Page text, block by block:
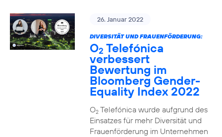
26. Januar 2022
DIVERSITÄT UND FRAUENFÖRDERUNG:
O2 Telefónica
verbessert
Bewertung im
Bloomberg Gender-
Equality Index 2022
O2Telefónica wurde aufgrund des
Einsatzes für mehr Diversität und
Frauenförderung im Unternehmen